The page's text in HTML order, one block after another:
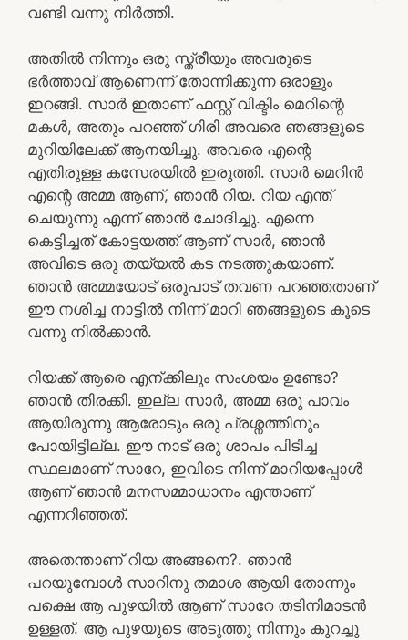
വണ്ടി വന്നു നിർത്തി.
അതിൽ നിന്നും ഒരു സ്ത്രീയും അവരുടെ
ഭർത്താവ് ആണെന്ന് തോന്നിക്കുന്ന ഒരാളും
ഇറങ്ങി. സാർ ഇതാണ് ഫസ്റ്റ് വിക്ടിം മെറിന്റെ
മകൾ, അതും പറഞ്ഞ് ഗിരി അവരെ ഞങ്ങളുടെ
മുറിയിലേക്ക് ആനയിച്ചു. അവരെ എന്റെ
എതിരുള്ള കസേരയിൽ ഇരുത്തി. സാർ മെറിൻ
എന്റെ അമ്മ ആണ്, ഞാൻ റിയ. റിയ എന്ത്
ചെയുന്നു എന്ന് ഞാൻ ചോദിച്ചു. എന്നെ
കെട്ടിച്ചത് കോട്ടയത്ത്‌ ആണ് സാർ, ഞാൻ
അവിടെ ഒരു തയ്യൽ കട നടത്തുകയാണ്.
ഞാൻ അമ്മയോട് ഒരുപാട് തവണ പറഞ്ഞതാണ്
ഈ നശിച്ച നാട്ടിൽ നിന്ന് മാറി ഞങ്ങളുടെ കൂടെ
വന്നു നിൽക്കാൻ.
റിയക്ക് ആരെ എന്ക്കിലും സംശയം ഉണ്ടോ?
ഞാൻ തിരക്കി. ഇല്ല സാർ, അമ്മ ഒരു പാവം
ആയിരുന്നു ആരോടും ഒരു പ്രശ്നത്തിനും
പോയിട്ടില്ല. ഈ നാട് ഒരു ശാപം പിടിച്ച
സ്ഥലമാണ് സാറേ, ഇവിടെ നിന്ന് മാറിയപ്പോൾ
ആണ് ഞാൻ മനസമ്മാധാനം എന്താണ്
എന്നറിഞ്ഞത്.
അതെന്താണ് റിയ അങ്ങനെ?. ഞാൻ
പറയുമ്പോൾ സാറിനു തമാശ ആയി തോന്നും
പക്ഷെ ആ പുഴയിൽ ആണ് സാറേ തടിനിമാടൻ
ഉള്ളത്. ആ പുഴയുടെ അടുത്തു നിന്നും കുറച്ചു